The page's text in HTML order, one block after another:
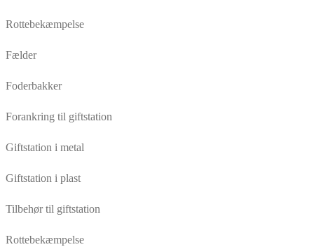
Rottebekæmpelse
Fælder
Foderbakker
Forankring til giftstation
Giftstation i metal
Giftstation i plast
Tilbehør til giftstation
Rottebekæmpelse